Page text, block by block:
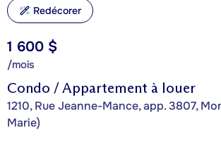
Condo / Appartement à louer
1210, Rue Jeanne-Mance, app. 3807,
Marie)
1 600 $
/mois
Redécorer